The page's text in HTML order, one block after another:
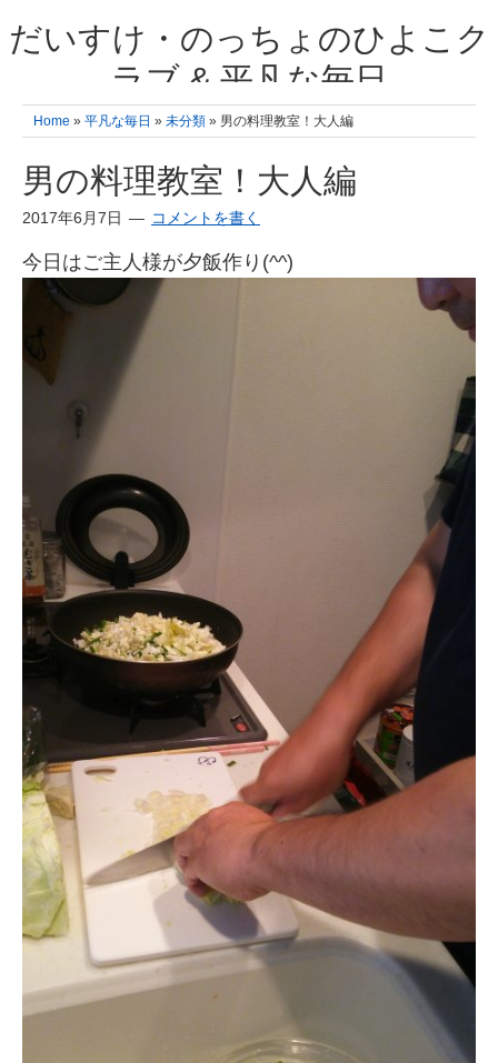
だいすけ・のっちょのひよこク
ラブ & 平凡な毎日
我が家の3人のひよこ成長日記と雑記 何十年後かに、大きくなったひよ
こ達とこの成長記を読み返すことを夢見て。& 3児ママの平凡日記 日々
Home » 平凡な毎日 » 未分類 » 男の料理教室！大人編
男の料理教室！大人編
2017年6月7日 コメントを書く
今日はご主人様が夕飯作り(^^)